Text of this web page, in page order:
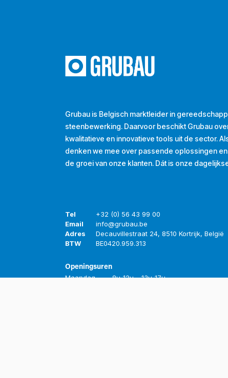
Grubau is Belgisch marktleider in
steenbewerking. Daarvoor beschikt Grubau
kwalitatieve en innovatieve tools uit de sector.
denken we mee over passende oplossingen
de groei van onze klanten. Dát is onze
Tel
+32 (0) 56 43 99 00
Email
info@grubau.be
Adres
Decauvillestraat 24, 8510 Kortrijk, België
BTW
BE0420.959.313
Openingsuren
Maandag 8u-12u
13u-17u